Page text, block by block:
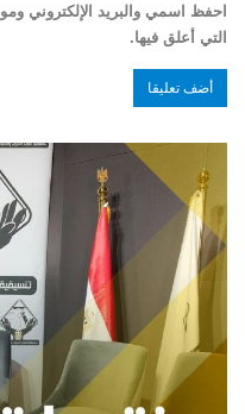
احفظ اسمي والبريد الإلكتروني
التي أعلق فيها.